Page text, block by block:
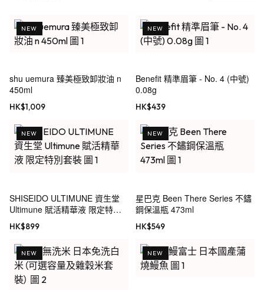
NEW
shu uemura 臻美極致卸妝油 n
450ml
HK$1,009
NEW
Benefit 精準眉筆 - No. 4 (中號)
0.08g
HK$439
NEW
SHISEIDO ULTIMUNE 資生堂
Ultimune 賦活精華液 限定特別
套裝
HK$899
NEW
星巴克 Been There Series 不鏽
鋼保溫瓶 473ml
HK$549
NEW NEW